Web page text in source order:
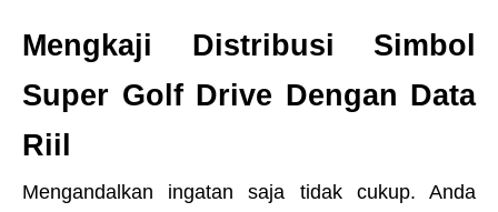
Mengkaji Distribusi Simbol
Super Golf Drive Dengan Data
Riil
Mengandalkan ingatan saja tidak cukup. Anda